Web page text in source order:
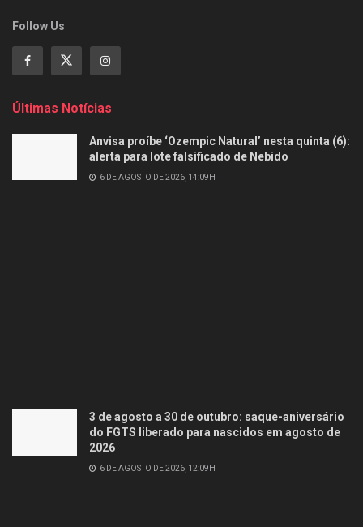
Follow Us
Últimas Notícias
Anvisa proíbe ‘Ozempic Natural’ nesta quinta (6):
alerta para lote falsificado de Nebido
6 DE AGOSTO DE 2026, 14:09H
3 de agosto a 30 de outubro: saque-aniversário
do FGTS liberado para nascidos em agosto de
2026
6 DE AGOSTO DE 2026, 12:09H